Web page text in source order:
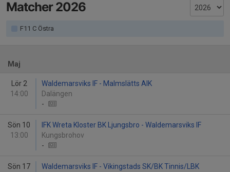
Matcher 2026
F11 C Östra
Maj
Lör 2
14:00
Waldemarsviks IF - Malmslätts AIK
Dalängen
-
Sön 10
13:00
IFK Wreta Kloster BK Ljungsbro - Waldemarsviks IF
Kungsbrohov
-
Sön 17
Waldemarsviks IF - Vikingstads SK/BK Tinnis/LBK